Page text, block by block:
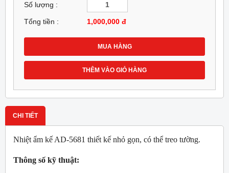
Số lượng :
Tổng tiền : 1,000,000 đ
MUA HÀNG
THÊM VÀO GIỎ HÀNG
CHI TIẾT
Nhiệt ẩm kế AD-5681 thiết kế nhỏ gọn, có thể treo tường.
Thông số kỹ thuật: